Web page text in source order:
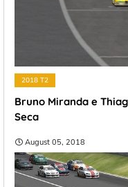
2018 T2
Bruno Miranda e
Seca
August 05, 2018